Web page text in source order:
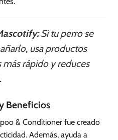
Si tu perro se
usa productos
más rápido y reduces
Beneficios
& Conditioner fue creado
Además, ayuda a